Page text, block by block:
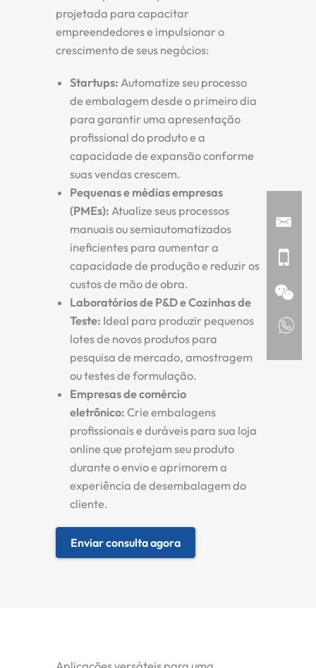
projetada para capacitar
empreendedores e impulsionar o
crescimento de seus negócios:
Startups: Automatize seu processo
de embalagem desde o primeiro dia
para garantir uma apresentação
profissional do produto e a
capacidade de expansão conforme
suas vendas crescem.
Pequenas e médias empresas
(PMEs): Atualize seus processos
manuais ou semiautomatizados
ineficientes para aumentar a
capacidade de produção e reduzir os
custos de mão de obra.
Laboratórios de P&D e Cozinhas de
Teste: Ideal para produzir pequenos
lotes de novos produtos para
pesquisa de mercado, amostragem
ou testes de formulação.
Empresas de comércio
eletrônico: Crie embalagens
profissionais e duráveis para sua loja
online que protejam seu produto
durante o envio e aprimorem a
experiência de desembalagem do
cliente.
Enviar consulta agora